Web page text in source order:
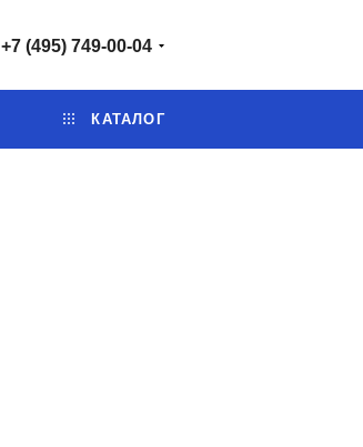
+7 (495) 749-00-04
КАТАЛОГ